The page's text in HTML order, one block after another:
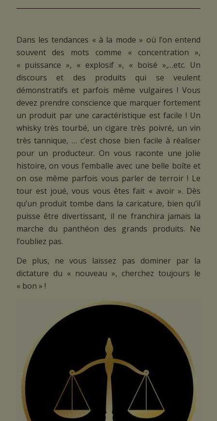
Dans les tendances « à la mode » où l’on entend
souvent des mots comme « concentration »,
« puissance », « explosif », « boisé »,…etc. Un
discours et des produits qui se veulent
démonstratifs et parfois même vulgaires ! Vous
devez prendre conscience que marquer fortement
un produit par une caractéristique est facile ! Un
whisky très tourbé, un cigare très poivré, un vin
très tannique, … c’est chose bien facile à réaliser
pour un producteur. On vous raconte une jolie
histoire, on vous l’emballe avec une belle boîte et
on ose même parfois vous parler de terroir ! Le
tour est joué, vous vous êtes fait « avoir ». Dès
qu’un produit tombe dans la caricature, bien qu’il
puisse être divertissant, il ne franchira jamais la
marche du panthéon des grands produits. Ne
l’oubliez pas.
De plus, ne vous laissez pas dominer par la
dictature du « nouveau », cherchez toujours le
« bon » !